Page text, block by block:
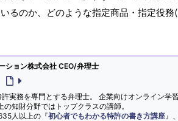
るのか、どのような指定商品・指定役
ション株式会社 CEO/弁理士
実務を専門とする弁理士。 企業向けオンライン
の知財分野ではトップクラスの講師。
人以上の『初心者でもわかる特許の書き方講座 』